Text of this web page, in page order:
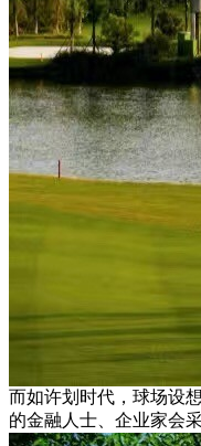
而如许划时代，球场设
的金融人士、企业家会